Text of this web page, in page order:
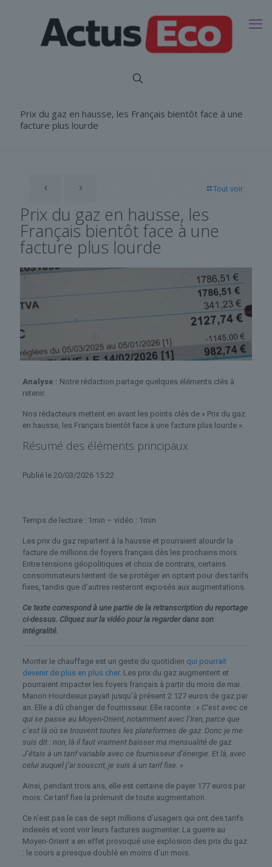
Prix du gaz en hausse, les Français bientôt face à une
facture plus lourde
Tout voir
Prix du gaz en hausse, les
Français bientôt face à une
facture plus lourde
Analyse : Notre rédaction partage quelques éléments clés à
retenir.
Nos rédacteurs mettent en avant les points clés de « Prix du gaz
en hausse, les Français bientôt face à une facture plus lourde ».
Résumé des éléments principaux
Publié le 20/03/2026 15:22
Temps de lecture : 1min – vidéo : 1min
Les prix du gaz repartent à la hausse et pourraient alourdir la
facture de millions de foyers français dès les prochains mois.
Entre tensions géopolitiques et choix de contrats, certains
consommateurs tentent de se protéger en optant pour des tarifs
fixes, tandis que d’autres resteront exposés aux augmentations.
Ce texte correspond à une partie de la retranscription du reportage
ci-dessus. Cliquez sur la vidéo pour la regarder dans son
intégralité.
Monter le chauffage est un geste du quotidien qui pourrait
devenir de plus en plus cher. Les prix du gaz augmentent et
pourraient impacter les foyers français à partir du mois de mai.
Manon Hourdeaux payait jusqu’à présent 2 127 euros de gaz par
an. Elle a dû changer de fournisseur. Elle raconte : « C’est avec ce
qui se passe au Moyen-Orient, notamment avec l’Iran, parce que
c’est là où se trouvent toutes les plateformes de gaz. Donc je me
suis dit : non, là il faut vraiment baisser ma mensualité de gaz.
J’étais à un tarif variable avec ce fournisseur d’énergie. Et là, avec
celui auquel j’ai souscrit, je suis à un tarif fixe. »
Ainsi, pendant trois ans, elle est certaine de payer 177 euros par
mois. Ce tarif fixe la prémunit de toute augmentation.
Ce n’est pas le cas de sept millions d’usagers qui ont des tarifs
indexés et vont voir leurs factures augmenter. La guerre au
Moyen-Orient a en effet provoqué une explosion des prix du gaz
: le cours a presque doublé en moins d’un mois.